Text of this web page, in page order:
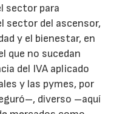
sector para
sector del ascensor,
y el bienestar, en
que no sucedan
del IVA aplicado
y las pymes, por
diverso –aquí